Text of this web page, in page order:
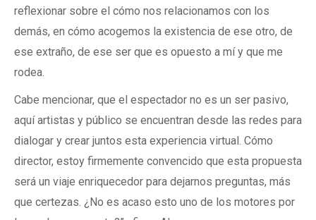
reflexionar sobre el cómo nos relacionamos con los
demás, en cómo acogemos la existencia de ese otro, de
ese extraño, de ese ser que es opuesto a mí y que me
rodea.
Cabe mencionar, que el espectador no es un ser pasivo,
aquí artistas y público se encuentran desde las redes para
dialogar y crear juntos esta experiencia virtual. Cómo
director, estoy firmemente convencido que esta propuesta
será un viaje enriquecedor para dejarnos preguntas, más
que certezas. ¿No es acaso esto uno de los motores por